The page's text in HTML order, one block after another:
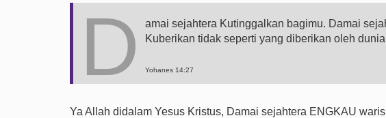
D
amai sejahtera Kutinggalkan bagimu. Damai
Kuberikan tidak seperti yang diberikan oleh
Yohanes 14:27
Ya Allah didalam Yesus Kristus, Damai sejahtera ENGKAU